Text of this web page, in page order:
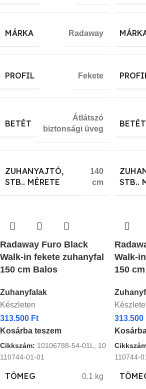
MÁRKA Radaway
PROFIL Fekete
BETÉT
Átlátszó
biztonsági üveg
ZUHANYAJTÓ,
STB.. MÉRETE
140
cm
BETÉT
STB..
Radaway Furo Black
Walk-in fekete zuhanyfal
150 cm Balos
Zuhanyfalak
Készleten
313.500 Ft
Kosárba teszem
Cikkszám: 10106788-54-01L, 10
110744-01-01
TÖMEG 0.1 kg
Walk-
150
313.500
110744-